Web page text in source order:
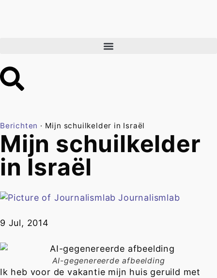
Berichten · Mijn schuilkelder in Israël
Mijn schuilkelder
in Israël
Journalismlab
9 Jul, 2014
AI-gegenereerde afbeelding
Ik heb voor de vakantie mijn huis geruild met